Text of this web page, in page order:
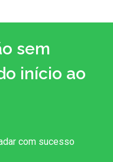
sem
início ao
com sucesso